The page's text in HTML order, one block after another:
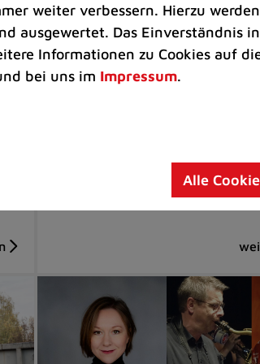
Veranstaltungen | Rathaus |
Ratingens Schlösser und
weiter verbessern. Hierzu
ausgewertet. Das Einverständnis
Informationen zu Cookies auf
bei uns im Impressum.
Alle